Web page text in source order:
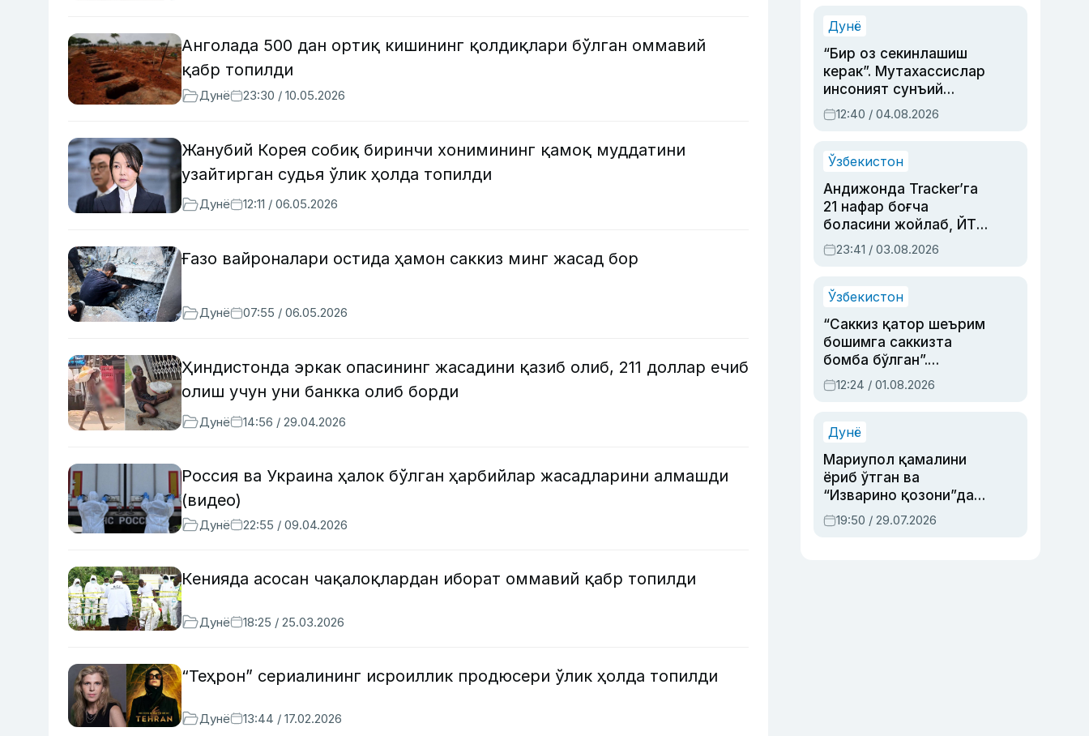
Анголада 500 дан ортиқ кишининг қолдиқлари бўлган оммавий
қабр топилди
Дунё 23:30 / 10.05.2026
Жанубий Корея собиқ биринчи хонимининг қамоқ муддатини
узайтирган судья ўлик ҳолда топилди
Дунё 12:11 / 06.05.2026
Ғазо вайроналари остида ҳамон саккиз минг жасад бор
Дунё 07:55 / 06.05.2026
Ҳиндистонда эркак опасининг жасадини қазиб олиб, 211 доллар ечиб
олиш учун уни банкка олиб борди
Дунё 14:56 / 29.04.2026
Россия ва Украина ҳалок бўлган ҳарбийлар жасадларини алмашди
(видео)
Дунё 22:55 / 09.04.2026
Кенияда асосан чақалоқлардан иборат оммавий қабр топилди
Дунё 18:25 / 25.03.2026
“Теҳрон” сериалининг исроиллик продюсери ўлик ҳолда топилди
Дунё 13:44 / 17.02.2026
синовларга тўла ҳаёти
Дунё
“Бир оз секинлашиш
керак”. Мутахассислар
инсоният сунъий
интеллектни бошқара
олмай қолишидан
12:40 / 04.08.2026
Ўзбекистон
Андижонда Tracker’га
21 нафар боғча
боласини жойлаб, ЙТҲ
содир этган аёлга суд
ҳукми ўқилди
23:41 / 03.08.2026
Ўзбекистон
“Саккиз қатор шеърим
бошимга саккизта
бомба бўлган”.
Абдулла Ориповни
сиёсий айбловлардан
12:24 / 01.08.2026
Дунё
Мариупол қамалини
ёриб ўтган ва
“Изварино қозони”дан
чиққан қаҳрамон —
Украина армияси бош
19:50 / 29.07.2026